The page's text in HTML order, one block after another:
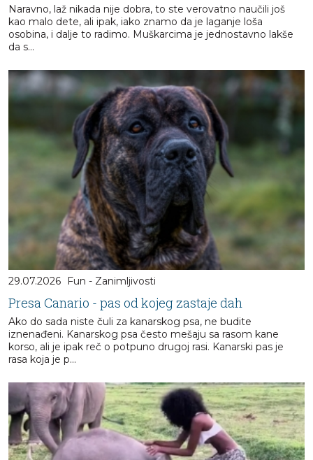
Naravno, laž nikada nije dobra, to ste verovatno naučili još
kao malo dete, ali ipak, iako znamo da je laganje loša
osobina, i dalje to radimo. Muškarcima je jednostavno lakše
da s...
29.07.2026 Fun - Zanimljivosti
Presa Canario - pas od kojeg zastaje dah
Ako do sada niste čuli za kanarskog psa, ne budite
iznenađeni. Kanarskog psa često mešaju sa rasom kane
korso, ali je ipak reč o potpuno drugoj rasi. Kanarski pas je
rasa koja je p...